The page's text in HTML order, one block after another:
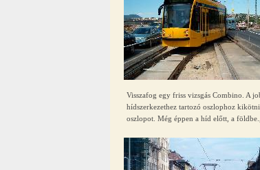
Visszafog egy friss vizsgás Combino. A
hídszerkezethez tartozó oszlophoz
oszlopot. Még éppen a híd előtt, a